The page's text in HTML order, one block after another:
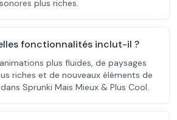
plus riches.
fonctionnalités inclut-il ?
plus fluides, de paysages
riches et de nouveaux éléments de
Sprunki Mais Mieux & Plus Cool.